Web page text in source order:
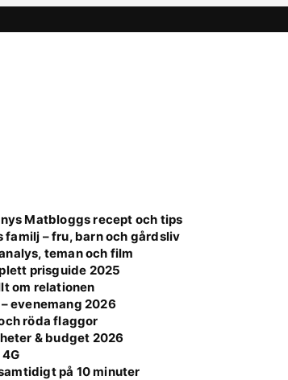
Matbloggs recept och tips
familj – fru, barn och gårdsliv
teman och film
prisguide 2025
om relationen
evenemang 2026
röda flaggor
& budget 2026
på 10 minuter